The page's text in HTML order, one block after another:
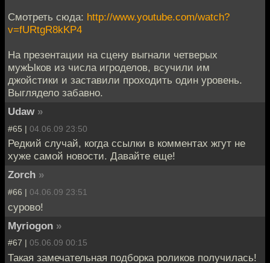
Смотреть сюда: http://www.youtube.com/watch?
v=fURtgR8kKP4
На презентации на сцену выгнали четверых
мужЫков из числа игроделов, всучили им
джойстики и заставили проходить один уровень.
Выглядело забавно.
Udaw »
#65 | 04.06.09 23:50
Редкий случай, когда ссылки в комментах жгут не
хуже самой новости. Давайте еще!
Zorch »
#66 | 04.06.09 23:51
сурово!
Myriogon »
#67 | 05.06.09 00:15
Такая замечательная подборка роликов получилась!